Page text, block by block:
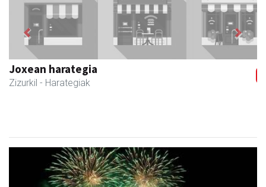
Zizurkilgo Udala
Zizurkil - Udaletxeak
Previous Next